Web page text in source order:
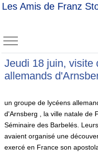
Les Amis de Franz
Mobile Menu Toggle
Jeudi 18 juin, visite
allemands
un groupe de lycéens
d'Arnsberg , la ville natale de
Séminaire des Barbelés.
avaient organisé une
exercé en France son